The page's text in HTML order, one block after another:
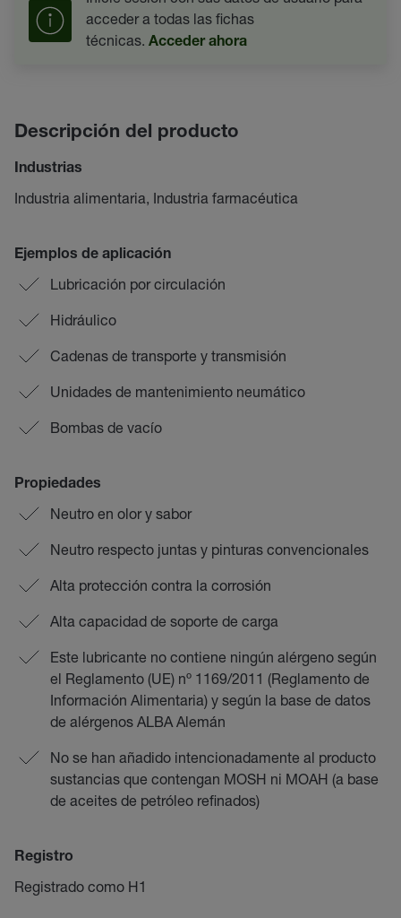
acceder a todas las fichas
técnicas. Acceder ahora
Descripción del producto
Industrias
Industria alimentaria, Industria farmacéutica
Ejemplos de aplicación
Lubricación por circulación
Hidráulico
Cadenas de transporte y transmisión
Unidades de mantenimiento neumático
Bombas de vacío
Propiedades
Neutro en olor y sabor
Neutro respecto juntas y pinturas convencionales
Alta protección contra la corrosión
Alta capacidad de soporte de carga
Este lubricante no contiene ningún alérgeno según
el Reglamento (UE) nº 1169/2011 (Reglamento de
Información Alimentaria) y según la base de datos
de alérgenos ALBA Alemán
No se han añadido intencionadamente al producto
sustancias que contengan MOSH ni MOAH (a base
de aceites de petróleo refinados)
Registro
Registrado como H1